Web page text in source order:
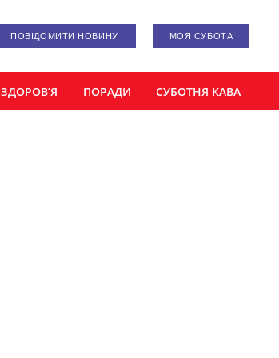
ПОВІДОМИТИ НОВИНУ МОЯ СУБОТА
ЗДОРОВ’Я ПОРАДИ СУБОТНЯ КАВА